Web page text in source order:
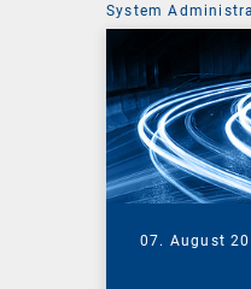
System
07. August